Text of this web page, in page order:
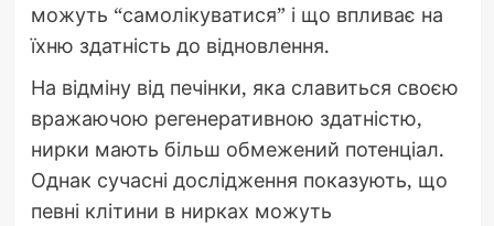
можуть “самолікуватися” і що впливає на
їхню здатність до відновлення.
На відміну від печінки, яка славиться своєю
вражаючою регенеративною здатністю,
нирки мають більш обмежений потенціал.
Однак сучасні дослідження показують, що
певні клітини в нирках можуть